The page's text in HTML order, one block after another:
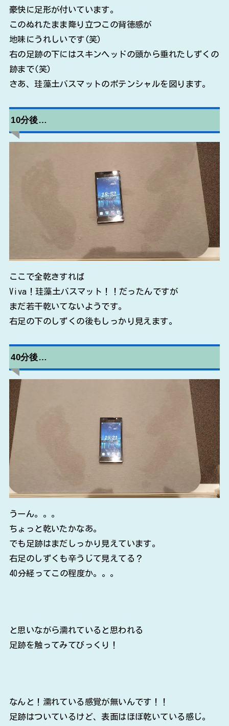
豪快に足形が付いています。
このぬれたまま降り立つこの背徳感が
地味にうれしいです(笑)
右の足跡の下にはスキンヘッドの頭から垂れたしずくの
跡まで(笑)
さあ、珪藻土バスマットのポテンシャルを図ります。
10分後…
ここで全乾きすれば
Viva！珪藻土バスマット！！だったんですが
まだ若干乾いてないようです。
右足の下のしずくの後もしっかり見えます。
40分後…
うーん。。。
ちょっと乾いたかなあ。
でも足跡はまだしっかり見えています。
右足のしずくも辛うじて見えてる？
40分経ってこの程度か。。。
と思いながら濡れていると思われる
足跡を触ってみてびっくり！
なんと！濡れている感覚が無いんです！！
足跡はついているけど、表面はほぼ乾いている感じ。